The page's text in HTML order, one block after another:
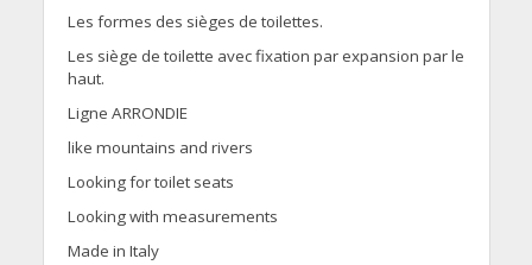
Les formes des sièges de toilettes.
Les siège de toilette avec fixation par expansion par le
haut.
Ligne ARRONDIE
like mountains and rivers
Looking for toilet seats
Looking with measurements
Made in Italy